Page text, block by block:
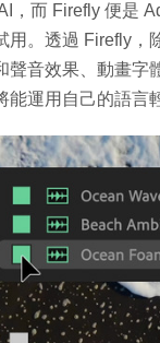
，而 Firefly 便是
。透過 Firefly
音效果、動畫字
運用自己的語言